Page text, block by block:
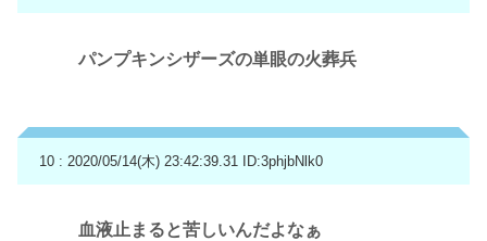
パンプキンシザーズの単眼の火葬兵
10 : 2020/05/14(木) 23:42:39.31 ID:3phjbNlk0
血液止まると苦しいんだよなぁ